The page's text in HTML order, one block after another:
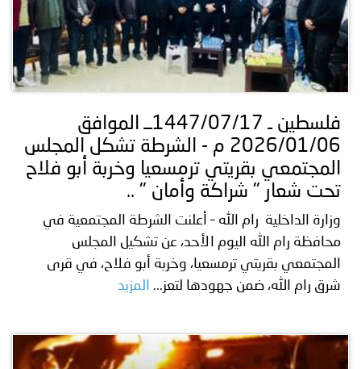
فلسطين ـ 1447/07/17ــ الموافق
2026/01/06 م - الشرطة تشكل المجلس
المجتمعي بقريتي ترمسعيا وخربة أبو فلاح
تحت شعار " شراكة وأمان " ..
وزارة الداخلية رام الله – أعلنت الشرطة المجتمعية في
محافظة رام الله اليوم الأحد، عن تشكيل المجلس
المجتمعي بقريتي ترمسعيا، وخربة أبو فلاح، في قرى
شرق رام الله، ضمن جهودها لتعز...
المزيد